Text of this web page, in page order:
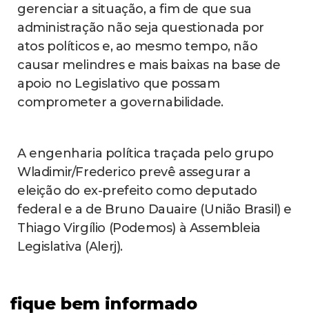
gerenciar a situação, a fim de que sua
administração não seja questionada por
atos políticos e, ao mesmo tempo, não
causar melindres e mais baixas na base de
apoio no Legislativo que possam
comprometer a governabilidade.
A engenharia política traçada pelo grupo
Wladimir/Frederico prevê assegurar a
eleição do ex-prefeito como deputado
federal e a de Bruno Dauaire (União Brasil) e
Thiago Virgílio (Podemos) à Assembleia
Legislativa (Alerj).
fique bem informado